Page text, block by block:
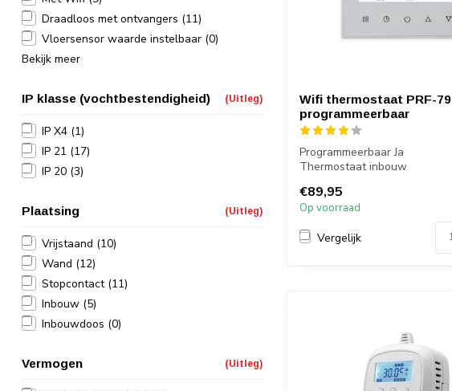
Draadloos met ontvangers (11)
Vloersensor waarde instelbaar (0)
Bekijk meer
IP klasse (vochtbestendigheid) (Uitleg)
IP X4 (1)
IP 21 (17)
IP 20 (3)
Plaatsing (Uitleg)
Vrijstaand (10)
Wand (12)
Stopcontact (11)
Inbouw (5)
Inbouwdoos (0)
Vermogen (Uitleg)
Wifi thermostaat PRF-79
programmeerbaar
Programmeerbaar Ja
Thermostaat inbouw
€89,95
Op voorraad
Vergelijk